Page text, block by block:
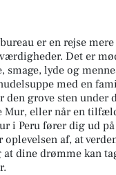
er en rejse
Det er
smage, lyde og
med en
den grove sten under
Mur, eller når en
i Peru fører dig ud
oplevelsen af, at
at dine drømme kan